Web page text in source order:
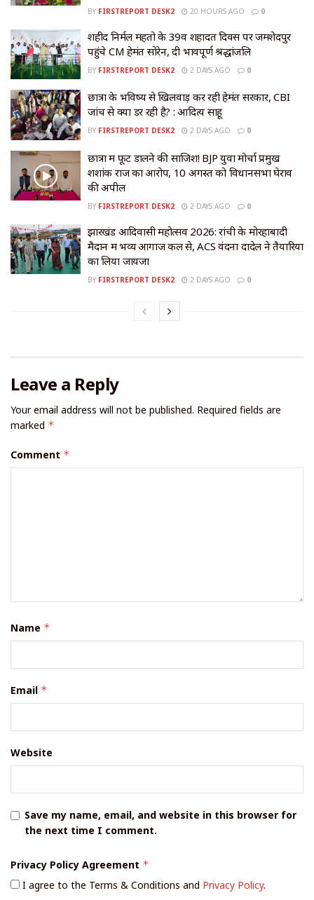
BY FIRSTREPORT DESK2 20 HOURS AGO 0
शहीद निर्मल महतो के 39वें शहादत दिवस पर जमशेदपुर
पहुंचे CM हेमंत सोरेन, दी भावपूर्ण श्रद्धांजलि
BY FIRSTREPORT DESK2 2 DAYS AGO 0
छात्रों के भविष्य से खिलवाड़ कर रही हेमंत सरकार, CBI
जांच से क्यों डर रही है? : आदित्य साहू
BY FIRSTREPORT DESK2 2 DAYS AGO 0
छात्रों में फूट डालने की साजिश! BJP युवा मोर्चा प्रमुख
शशांक राज का आरोप, 10 अगस्त को विधानसभा घेराव
की अपील
BY FIRSTREPORT DESK2 2 DAYS AGO 0
झारखंड आदिवासी महोत्सव 2026: रांची के मोरहाबादी
मैदान में भव्य आगाज कल से, ACS वंदना दादेल ने तैयारियों
का लिया जायजा
BY FIRSTREPORT DESK2 2 DAYS AGO 0
Leave a Reply
Your email address will not be published. Required fields are
marked *
Comment *
Name *
Email *
Website
Save my name, email, and website in this browser for
the next time I comment.
Privacy Policy Agreement *
I agree to the Terms & Conditions and Privacy Policy.